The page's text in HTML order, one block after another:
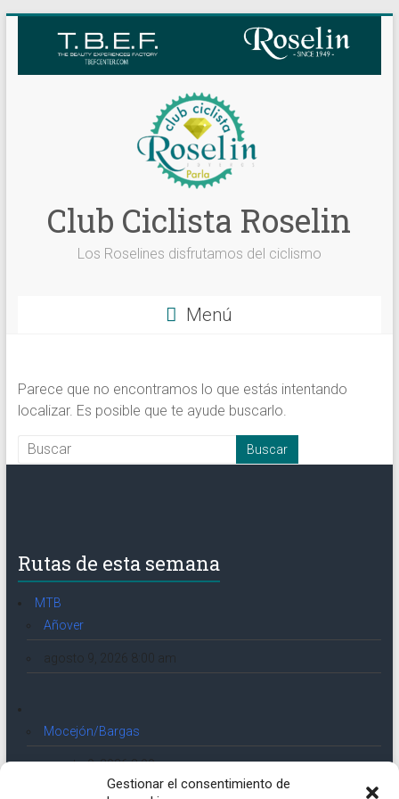
Gestionar el consentimiento de
contenido
Club Ciclista Roselin
Los Roselines disfrutamos del ciclismo
Menú
Parece que no encontramos lo que estás intentando
localizar. Es posible que te ayude buscarlo.
Rutas de esta semana
MTB
Añover
agosto 9, 2026 8:00 am
Mocejón/Bargas
agosto 9, 2026 8:00 am